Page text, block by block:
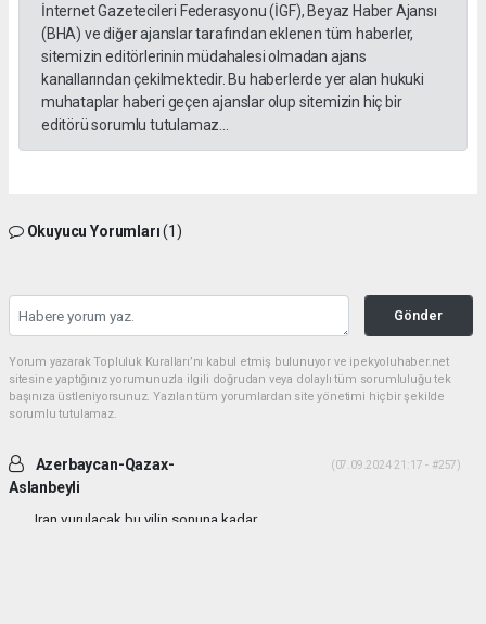
İnternet Gazetecileri Federasyonu (İGF), Beyaz Haber Ajansı
(BHA) ve diğer ajanslar tarafından eklenen tüm haberler,
sitemizin editörlerinin müdahalesi olmadan ajans
kanallarından çekilmektedir. Bu haberlerde yer alan hukuki
muhataplar haberi geçen ajanslar olup sitemizin hiç bir
editörü sorumlu tutulamaz...
Okuyucu Yorumları(1)
Gönder
Yorum yazarak Topluluk Kuralları’nı kabul etmiş bulunuyor ve ipekyoluhaber.net
sitesine yaptığınız yorumunuzla ilgili doğrudan veya dolaylı tüm sorumluluğu tek
başınıza üstleniyorsunuz. Yazılan tüm yorumlardan site yönetimi hiçbir şekilde
sorumlu tutulamaz.
Azerbaycan-Qazax-
Aslanbeyli
(07.09.2024 21:17 - #257)
Iran vurulacak bu yilin sonuna kadar...